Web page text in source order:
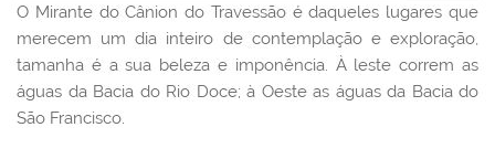
O Mirante do Cânion do Travessão é daqueles lugares que
merecem um dia inteiro de contemplação e exploração,
tamanha é a sua beleza e imponência. À leste correm as
águas da Bacia do Rio Doce; à Oeste as águas da Bacia do
São Francisco.